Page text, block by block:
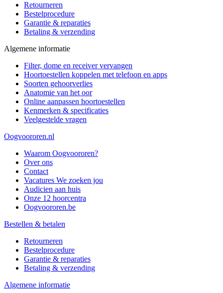
Retourneren
Bestelprocedure
Garantie & reparaties
Betaling & verzending
Algemene informatie
Filter, dome en receiver vervangen
Hoortoestellen koppelen met telefoon en apps
Soorten gehoorverlies
Anatomie van het oor
Online aanpassen hoortoestellen
Kenmerken & specificaties
Veelgestelde vragen
Oogvoororen.nl
Waarom Oogvoororen?
Over ons
Contact
Vacatures We zoeken jou
Audicien aan huis
Onze 12 hoorcentra
Oogvoororen.be
Bestellen & betalen
Retourneren
Bestelprocedure
Garantie & reparaties
Betaling & verzending
Algemene informatie